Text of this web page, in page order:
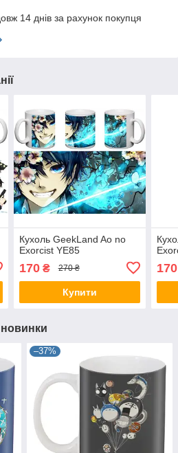
14 днів за рахунок покупця
Кухоль GeekLand Ao no
Exorcist YE85
170₴ 270 ₴
Купити
170
новинки
–37%